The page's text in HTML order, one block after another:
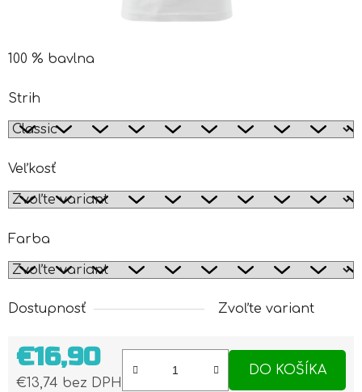
100 % bavlna
Strih
Veľkosť
Farba
Dostupnosť Zvoľte variant
€16,90
€13,74 bez DPH
DO KOŠÍKA